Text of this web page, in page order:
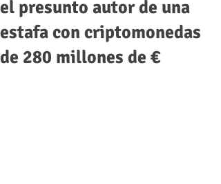
el presunto autor de una
estafa con criptomonedas
de 280 millones de €